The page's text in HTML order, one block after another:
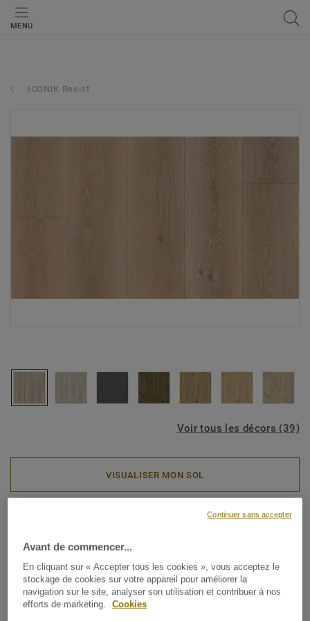
MENU
ICONIK Resist
Voir tous les décors (39)
VISUALISER MON SOL
ICONIK Resist - Mill Oak
LIGHT BROWN
Notre collection haute performance la plus vendue pour
les zones à fort trafic, disponible dans une large gamme de
Avant de commencer...
En cliquant sur « Accepter tous les cookies », vous acceptez le
stockage de cookies sur votre appareil pour améliorer la
navigation sur le site, analyser son utilisation et contribuer à nos
efforts de marketing.
Cookies
Continuer sans accepter